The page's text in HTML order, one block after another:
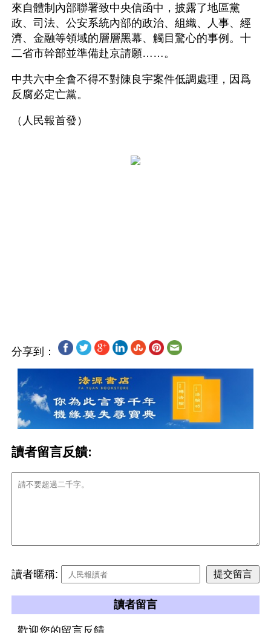
來自體制內部聯署致中央信函中，披露了地區黨
政、司法、公安系統內部的政治、組織、人事、經
濟、金融等領域的層層黑幕、觸目驚心的事例。十
二省市幹部並準備赴京請願……。
中共六中全會不得不對陳良宇案件低調處理，因爲
反腐必定亡黨。
（人民報首發）
分享到：
讀者留言反饋:
讀者暱稱:
讀者留言
歡迎您的留言反饋。